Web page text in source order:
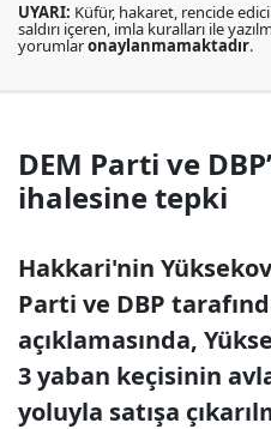
UYARI: Küfür, hakaret, rencide
saldırı içeren, imla kuralları ile
yorumlaronaylanmamaktadır.
DEM Parti ve
ihalesine tepki
Hakkari'nin
Parti ve DBP
açıklamasında,
3 yaban keçisinin
yoluyla satışa